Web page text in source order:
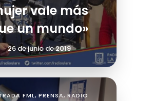
vale más
un mundo»
26 de junio de 2019
FML, PRENSA, RADIO